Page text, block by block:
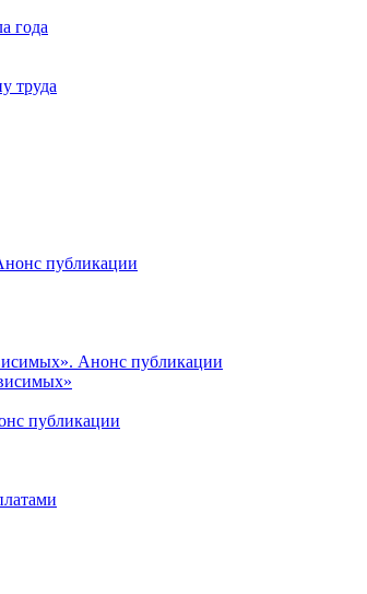
года
труда
публикации
Анонс публикации
публикации